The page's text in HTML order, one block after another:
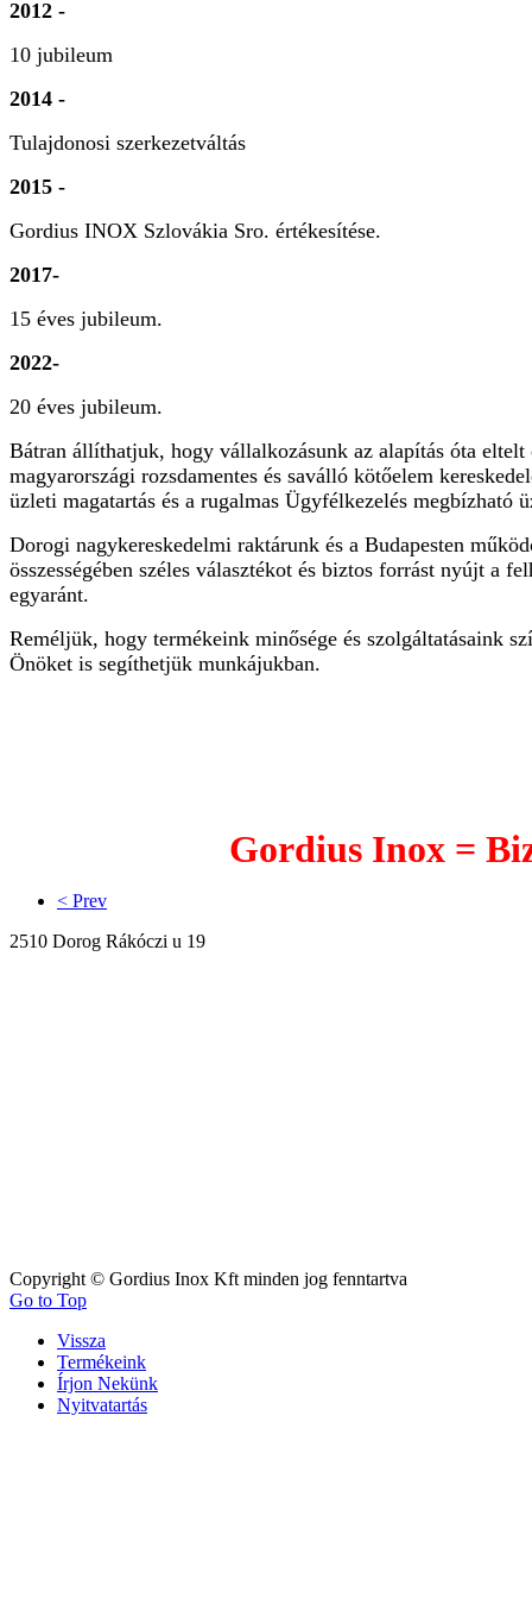
2012 -
10 jubileum
2014 -
Tulajdonosi szerkezetváltás
2015 -
Gordius INOX Szlovákia Sro. értékesítése.
2017-
15 éves jubileum.
2022-
20 éves jubileum.
Bátran állíthatjuk, hogy vállalkozásunk az alapítás óta
magyarországi rozsdamentes és saválló kötőelem
üzleti magatartás és a rugalmas Ügyfélkezelés megbízható
Dorogi nagykereskedelmi raktárunk és a Budapesten
összességében széles választékot és biztos forrást nyújt a
egyaránt.
Reméljük, hogy termékeink minősége és szolgáltatásaink
Önöket is segíthetjük munkájukban.
Gordius Inox =
< Prev
2510 Dorog Rákóczi u 19
Copyright © Gordius Inox Kft minden jog fenntartva
Go to Top
Vissza
Termékeink
Írjon Nekünk
Nyitvatartás